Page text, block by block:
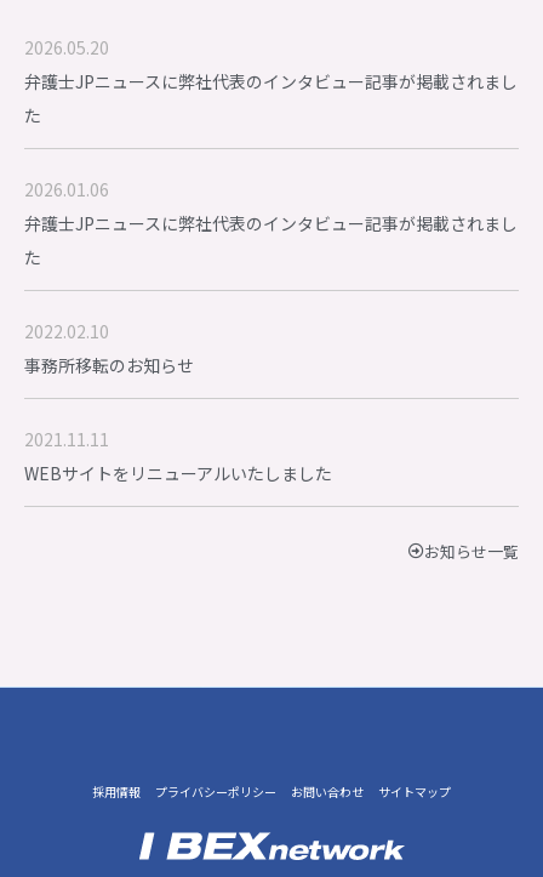
2026.05.20
弁護士JPニュースに弊社代表のインタビュー記事が掲載されまし
た
2026.01.06
弁護士JPニュースに弊社代表のインタビュー記事が掲載されまし
た
2022.02.10
事務所移転のお知らせ
2021.11.11
WEBサイトをリニューアルいたしました
お知らせ一覧
採用情報 プライバシーポリシー お問い合わせ サイトマップ